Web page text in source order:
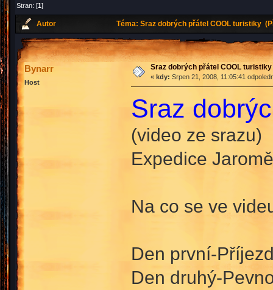
Stran: [1]
Autor Téma: Sraz dobrých přátel COOL turistiky
Bynarr
Host
Sraz dobrých přátel COOL turistiky
« kdy: Srpen 21, 2008, 11:05:41
Sraz
(video ze srazu)
Expedice
Na co se ve
Den první-
Den druhý-